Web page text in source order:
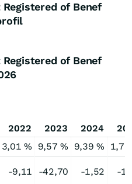
of Benef
of Benef
2022 2023 2024
3,01 % 9,57 % 9,39 %
1,71
-9,11 -42,70 -1,52 -